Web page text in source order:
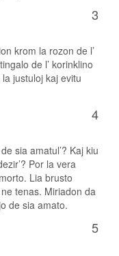
3
krom la rozon de l’
de l’ korinklino
justuloj kaj evitu
4
sia amatul’? Kaj kiu
Por la vera
Lia brusto
tenas. Miriadon da
de sia amato.
5